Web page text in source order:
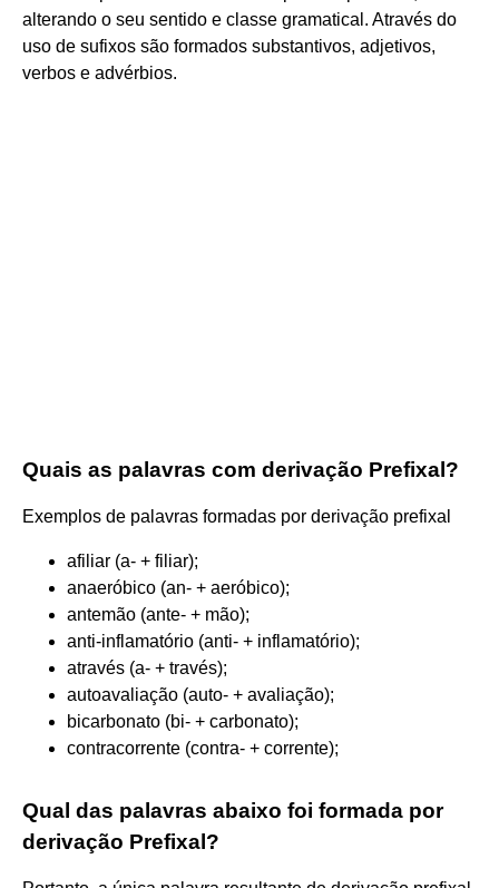
alterando o seu sentido e classe gramatical. Através do
uso de sufixos são formados substantivos, adjetivos,
verbos e advérbios.
Quais as palavras com derivação Prefixal?
Exemplos de palavras formadas por derivação prefixal
afiliar (a- + filiar);
anaeróbico (an- + aeróbico);
antemão (ante- + mão);
anti-inflamatório (anti- + inflamatório);
através (a- + través);
autoavaliação (auto- + avaliação);
bicarbonato (bi- + carbonato);
contracorrente (contra- + corrente);
Qual das palavras abaixo foi formada por
derivação Prefixal?